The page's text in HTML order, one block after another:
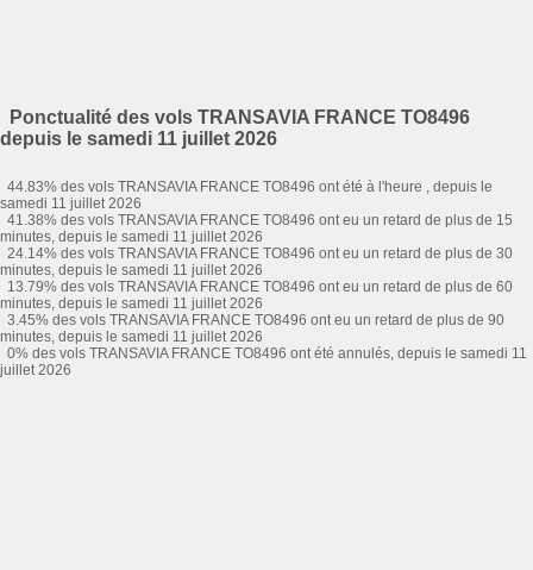
Ponctualité des vols TRANSAVIA FRANCE TO8496
depuis le samedi 11 juillet 2026
44.83% des vols TRANSAVIA FRANCE TO8496 ont été à l'heure , depuis le
samedi 11 juillet 2026
41.38% des vols TRANSAVIA FRANCE TO8496 ont eu un retard de plus de 15
minutes, depuis le samedi 11 juillet 2026
24.14% des vols TRANSAVIA FRANCE TO8496 ont eu un retard de plus de 30
minutes, depuis le samedi 11 juillet 2026
13.79% des vols TRANSAVIA FRANCE TO8496 ont eu un retard de plus de 60
minutes, depuis le samedi 11 juillet 2026
3.45% des vols TRANSAVIA FRANCE TO8496 ont eu un retard de plus de 90
minutes, depuis le samedi 11 juillet 2026
0% des vols TRANSAVIA FRANCE TO8496 ont été annulés, depuis le samedi 11
juillet 2026